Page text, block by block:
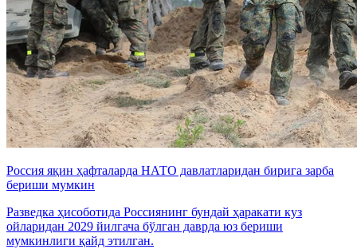
Россия яқин ҳафталарда НАТО давлатларидан бирига зарба
бериши мумкин
Разведка ҳисоботида Россиянинг бундай ҳаракати куз
ойларидан 2029 йилгача бўлган даврда юз бериши
мумкинлиги қайд этилган.